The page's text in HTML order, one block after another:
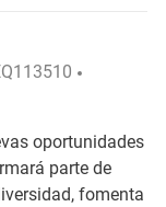
oportunidades
parte de
fomenta